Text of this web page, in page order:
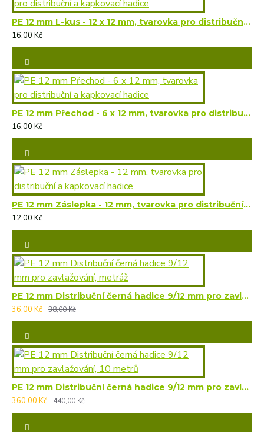
PE 12 mm L-kus - 12 x 12 mm, tvarovka pro distribuční a kapkovací hadice
16,00 Kč
PE 12 mm Přechod - 6 x 12 mm, tvarovka pro distribuční a kapkovací hadice
16,00 Kč
PE 12 mm Záslepka - 12 mm, tvarovka pro distribuční a kapkovací hadice
12,00 Kč
PE 12 mm Distribuční černá hadice 9/12 mm pro zavlažování, metráž
36,00 Kč
38,00 Kč
PE 12 mm Distribuční černá hadice 9/12 mm pro zavlažování, 10 metrů
360,00 Kč
440,00 Kč